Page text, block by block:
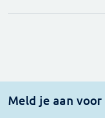
Meld je aan